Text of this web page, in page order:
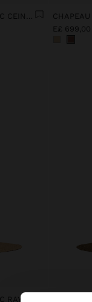
CHAPEAU EFFET PAILLE AVEC CEINTURE DE PERLES
E£ 699,00